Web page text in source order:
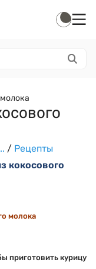
/ Рецепты
кокосового
молока
приготовить курицу